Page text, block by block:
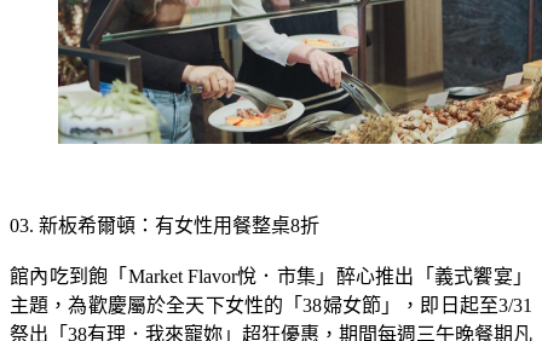
館內吃到飽「Market Flavor悅．市集」醉心推出「義式饗宴」
主題，為歡慶屬於全天下女性的「38婦女節」，即日起至3/31